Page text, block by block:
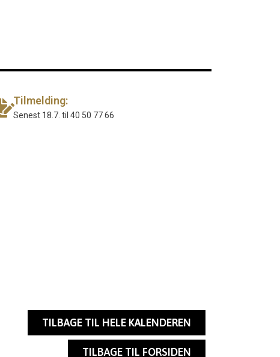
Tilmelding:
Senest 18.7. til 40 50 77 66
TILBAGE TIL HELE KALENDEREN
TILBAGE TIL FORSIDEN